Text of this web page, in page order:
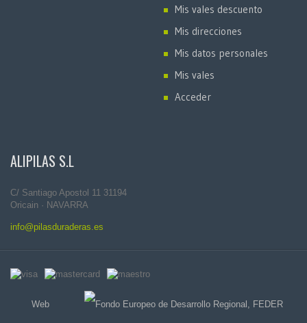
Mis vales descuento
Mis direcciones
Mis datos personales
Mis vales
Acceder
ALIPILAS S.L
C/ Santiago Apostol 11 31194
Oricain · NAVARRA
info@pilasduraderas.es
Web